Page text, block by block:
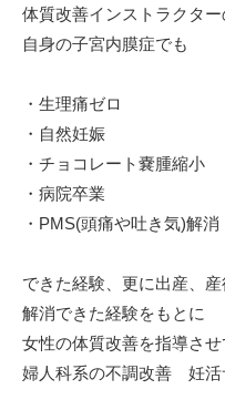
体質改善インストラクター
自身の子宮内膜症でも⁡
・生理痛ゼロ⁡
・自然妊娠⁡
・チョコレート嚢腫縮小⁡
・病院卒業⁡
・PMS(頭痛や吐き気)解消⁡
できた経験、更に出産、
解消できた経験をもとに⁡
女性の体質改善を指導させ
婦人科系の不調改善 妊活